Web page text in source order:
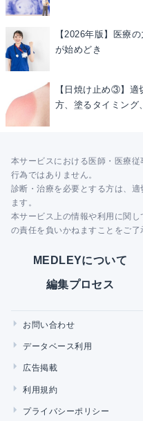
【2026年版】医療
が始めどき
【日焼け止め③】適
方、塗るタイミング
本サービスにおける医師・医療
行為ではありません。
診断・治療を必要とする方は、
ます。
本サービス上の情報や利用に関
の責任を負いかねますことをご了
MEDLEYについて
編集プロセス
お問い合わせ
データベース利用
広告掲載
利用規約
プライバシーポリシー